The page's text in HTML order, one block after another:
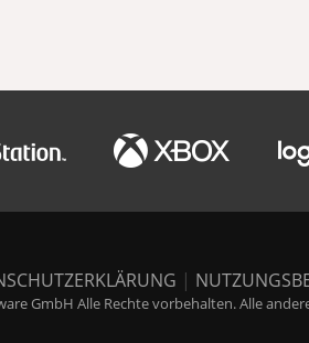
|
GmbH Alle Rechte vorbehalten. Alle